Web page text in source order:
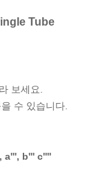
Tube
보세요.
수 있습니다.
a''', b''' c''''